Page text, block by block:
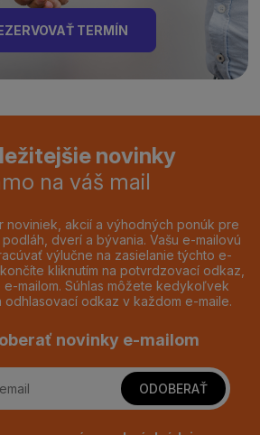
TERMÍN
novinky
na váš mail
noviniek, akcií a výhodných ponúk pre
dverí a bývania. Vašu e-mailovú
výlučne na zasielanie týchto e-
kliknutím na potvrdzovací odkaz,
mailom. Súhlas môžete kedykoľvek
odhlasovací odkaz v každom e-maile.
novinky e-mailom
ODOBERAŤ